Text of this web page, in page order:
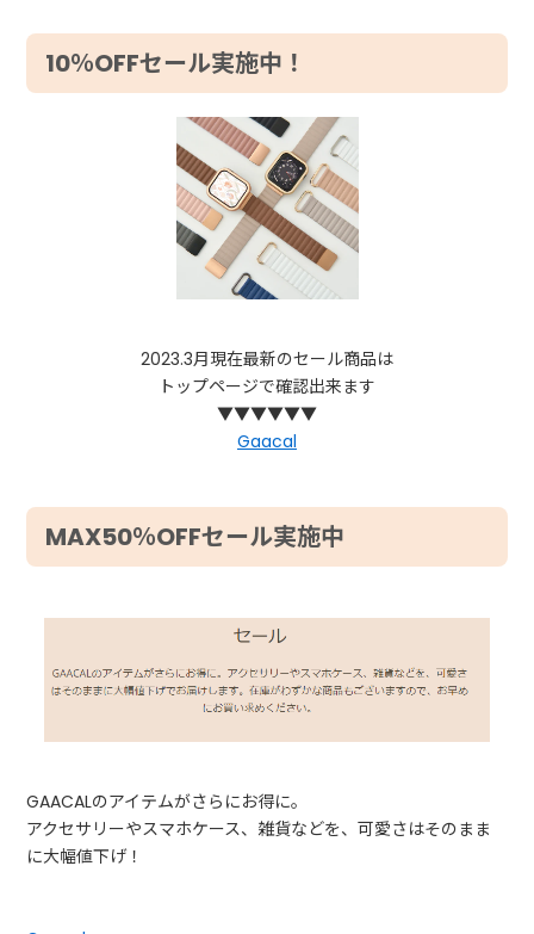
10％OFFセール実施中！
2023.3月現在最新のセール商品は
トップページで確認出来ます
▼▼▼▼▼▼
Gaacal
MAX50％OFFセール実施中
GAACALのアイテムがさらにお得に。
アクセサリーやスマホケース、雑貨などを、可愛さはそのまま
に大幅値下げ！